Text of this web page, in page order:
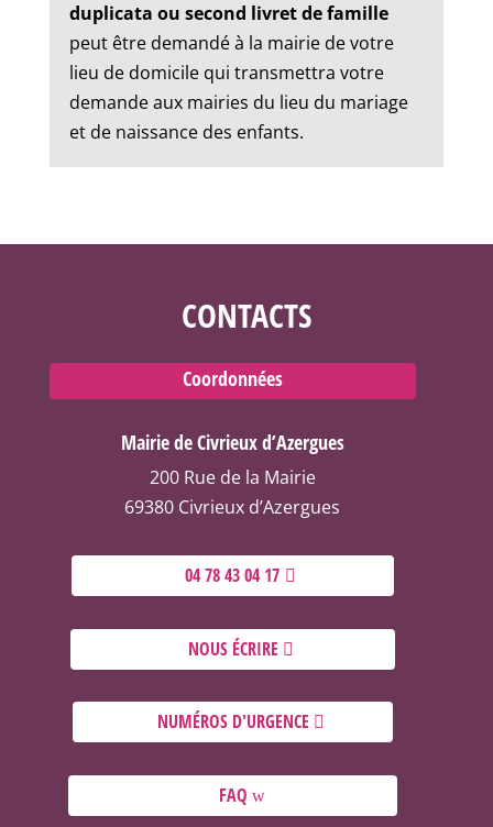
duplicata ou second livret de famille
peut être demandé à la mairie de votre
lieu de domicile qui transmettra votre
demande aux mairies du lieu du mariage
et de naissance des enfants.
CONTACTS
Coordonnées
Mairie de Civrieux d’Azergues
200 Rue de la Mairie
69380 Civrieux d’Azergues
04 78 43 04 17
NOUS ÉCRIRE
NUMÉROS D'URGENCE
FAQ